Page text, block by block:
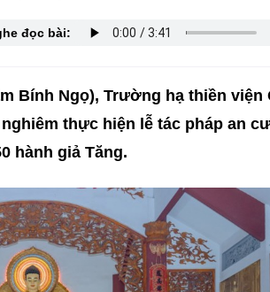
đọc bài:
Bính Ngọ), Trường hạ thiền viện
thực hiện lễ tác pháp an
hành giả Tăng.